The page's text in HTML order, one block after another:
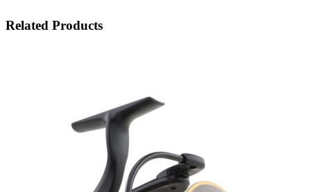
Related Products